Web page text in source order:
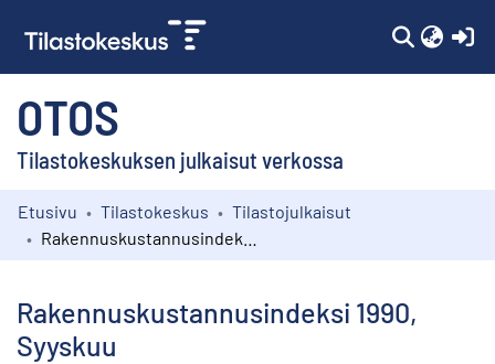
OTOS
Tilastokeskuksen julkaisut verkossa
Kokoelmat
Etusivu Tilastokeskus
Tilastojulkaisut
Rakennuskustannusindeksi 1990,
Syyskuu